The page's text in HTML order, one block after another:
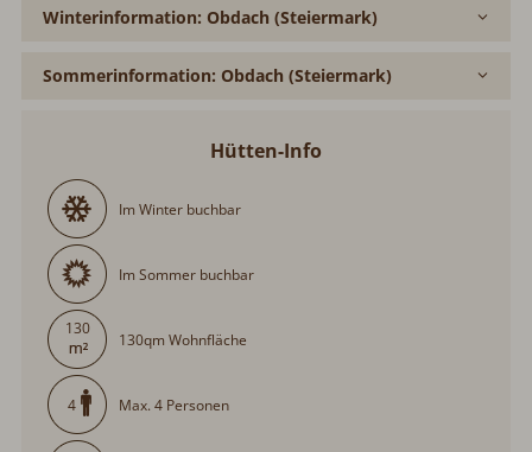
Winterinformation: Obdach (Steiermark)
Sommerinformation: Obdach (Steiermark)
Hütten-Info
Im Winter buchbar
Im Sommer buchbar
130
130qm Wohnfläche
4 Max. 4 Personen